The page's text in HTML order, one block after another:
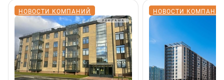
НОВОСТИ КОМПАНИЙ НОВОСТИ